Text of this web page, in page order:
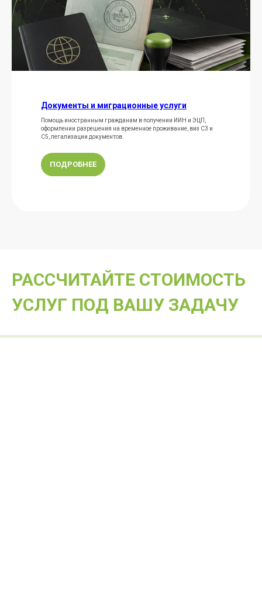
Документы и миграционные услуги
Помощь иностранным гражданам в получении ИИН и ЭЦП,
оформлении разрешения на временное проживание, виз C3 и
C5, легализации документов.
ПОДРОБНЕЕ
РАССЧИТАЙТЕ СТОИМОСТЬ
УСЛУГ ПОД ВАШУ ЗАДАЧУ